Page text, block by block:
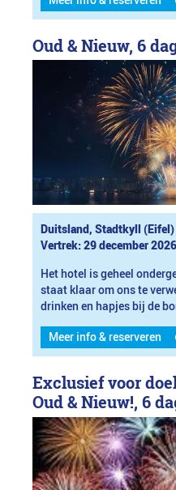
Oud & Nieuw, 6
Duitsland, Stadtkyll (Eifel)
Vertrek: 29 december 2026
Het hotel is geheel
staat klaar om ons te
drinken en hapjes bij de
Meer info & reserveren
Exclusief voor
Oud & Nieuw!, 6